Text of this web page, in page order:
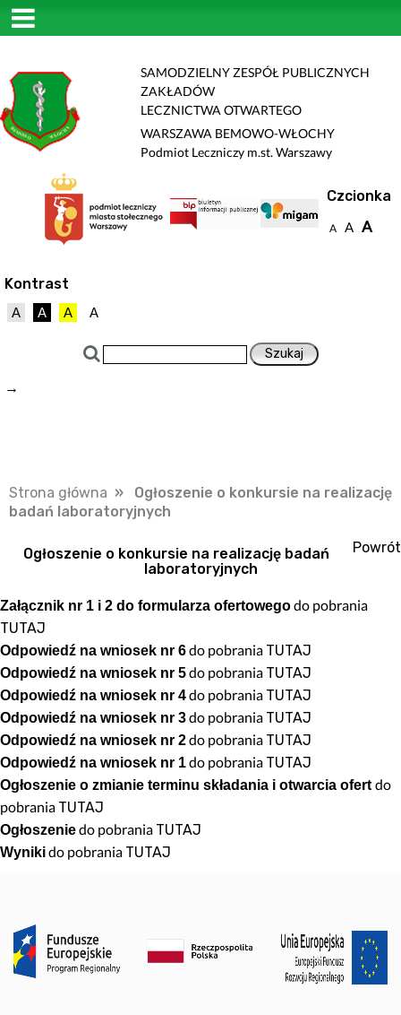
SAMODZIELNY ZESPÓŁ PUBLICZNYCH
ZAKŁADÓW
LECZNICTWA OTWARTEGO
WARSZAWA BEMOWO-WŁOCHY
Podmiot Leczniczy m.st. Warszawy
Czcionka
A A A
Kontrast
A A A A
→
Strona główna » Ogłoszenie o konkursie na realizację
badań laboratoryjnych
Powrót
Ogłoszenie o konkursie na realizację badań
laboratoryjnych
Załącznik nr 1 i 2 do formularza ofertowegodo pobrania
TUTAJ
Odpowiedź na wniosek nr 6do pobrania TUTAJ
Odpowiedź na wniosek nr 5do pobrania TUTAJ
Odpowiedź na wniosek nr 4do pobrania TUTAJ
Odpowiedź na wniosek nr 3do pobrania TUTAJ
Odpowiedź na wniosek nr 2do pobrania TUTAJ
Odpowiedź na wniosek nr 1do pobrania TUTAJ
Ogłoszenie o zmianie terminu składania i otwarcia ofert do
pobrania TUTAJ
Ogłoszeniedo pobrania TUTAJ
Wynikido pobrania TUTAJ